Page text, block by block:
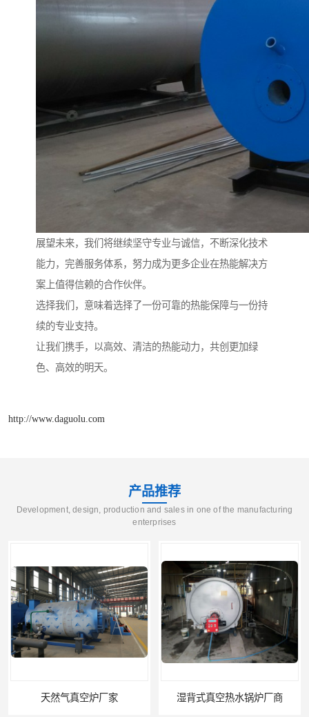
展望未来，我们将继续坚守专业与诚信，不断深化技术
能力，完善服务体系，努力成为更多企业在热能解决方
案上值得信赖的合作伙伴。
选择我们，意味着选择了一份可靠的热能保障与一份持
续的专业支持。
让我们携手，以高效、清洁的热能动力，共创更加绿
色、高效的明天。
http://www.daguolu.com
产品推荐
Development, design, production and sales in one of the manufacturing
enterprises
真空炉厂家 湿背式真空热水锅炉厂商